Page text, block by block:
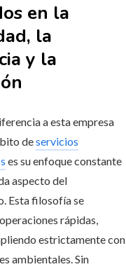
en la
la
y la
a esta empresa
deservicios
es su enfoque constante
aspecto del
Esta filosofía se
rápidas,
estrictamente con
ambientales. Sin